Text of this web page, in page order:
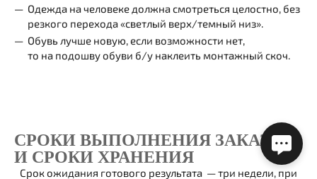
Одежда на человеке должна смотреться целостно, без
резкого перехода «светлый верх/темный низ».
Обувь лучше новую, если возможности нет,
то на подошву обуви б/у наклеить монтажный скоч.
СРОКИ ВЫПОЛНЕНИЯ ЗАКАЗА
И СРОКИ ХРАНЕНИЯ
Срок ожидания готового результата — три недели, при